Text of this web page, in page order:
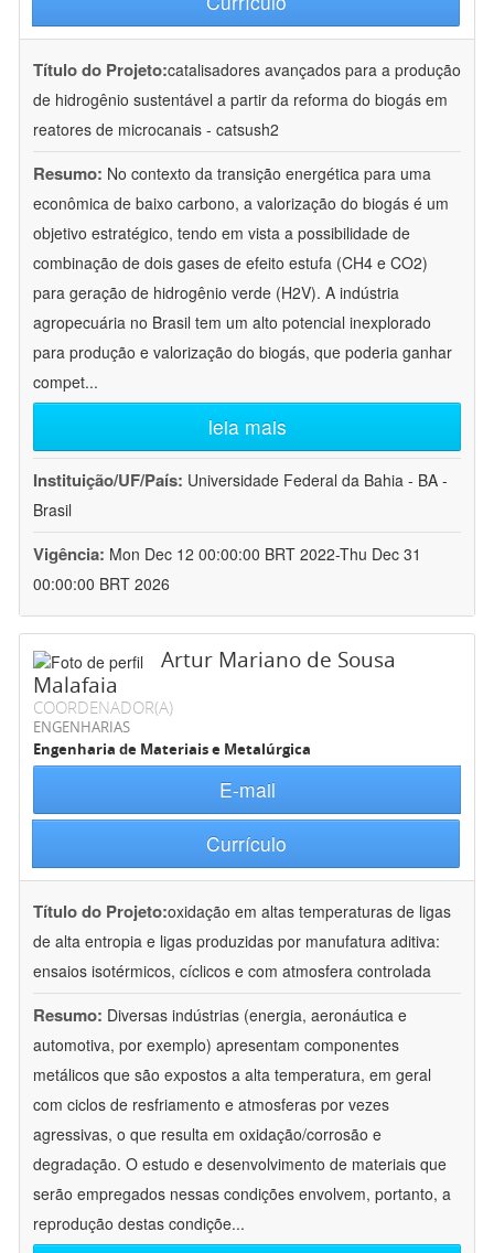
Título do Projeto:catalisadores avançados para a produção
de hidrogênio sustentável a partir da reforma do biogás em
reatores de microcanais - catsush2
Resumo: No contexto da transição energética para uma
econômica de baixo carbono, a valorização do biogás é um
objetivo estratégico, tendo em vista a possibilidade de
combinação de dois gases de efeito estufa (CH4 e CO2)
para geração de hidrogênio verde (H2V). A indústria
agropecuária no Brasil tem um alto potencial inexplorado
para produção e valorização do biogás, que poderia ganhar
compet...
leia mais
Instituição/UF/País: Universidade Federal da Bahia - BA -
Brasil
Vigência: Mon Dec 12 00:00:00 BRT 2022-Thu Dec 31
00:00:00 BRT 2026
Artur Mariano de Sousa
Malafaia
COORDENADOR(A)
ENGENHARIAS
Engenharia de Materiais e Metalúrgica
E-mail
Currículo
Título do Projeto:oxidação em altas temperaturas de ligas
de alta entropia e ligas produzidas por manufatura aditiva:
ensaios isotérmicos, cíclicos e com atmosfera controlada
Resumo: Diversas indústrias (energia, aeronáutica e
automotiva, por exemplo) apresentam componentes
metálicos que são expostos a alta temperatura, em geral
com ciclos de resfriamento e atmosferas por vezes
agressivas, o que resulta em oxidação/corrosão e
degradação. O estudo e desenvolvimento de materiais que
serão empregados nessas condições envolvem, portanto, a
reprodução destas condiçõe...